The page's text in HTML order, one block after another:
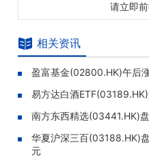
请立即
相关资讯
盈富基金(02800.HK)午后
易方达白酒
南方东西精选(03441.HK)
华夏沪深三百(03188.HK)
元